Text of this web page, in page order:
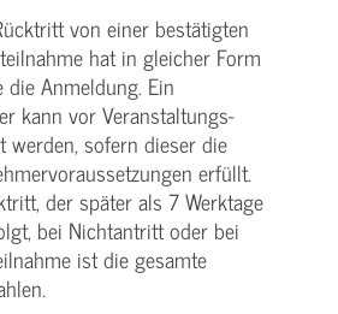
von einer bestätigten
hat in gleicher Form
Anmeldung. Ein
kann vor Veranstaltungs­
werden, sofern dieser die
erfüllt.
der später als 7 Werktage
bei Nichtantritt oder bei
ist die gesamte